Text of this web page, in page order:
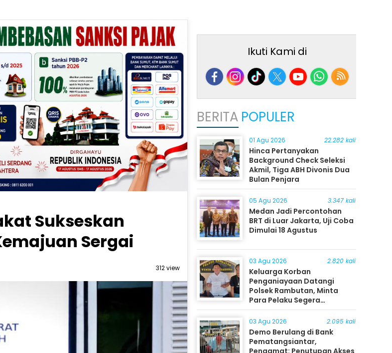
Sukseskan
Sergai
312 view
Ikuti Kami di
BERITA POPULER
01 Agu 2026 22.282 kali
Hinca Pertanyakan
Background Check Seleksi
Akmil, Tiga ABH Divonis Dua
Bulan Penjara
05 Agu 2026 3.347 kali
Medan Jadi Percontohan
BRT di Luar Jakarta, Uji Coba
Dimulai 18 Agustus
03 Agu 2026 2.820 kali
Keluarga Korban
Penganiayaan Datangi
Polsek Rambutan, Minta
Para Pelaku Segera
Ditangkap
03 Agu 2026 2.095 kali
Demo Berulang di Bank
Pematangsiantar,
Pengamat: Penutupan Akses